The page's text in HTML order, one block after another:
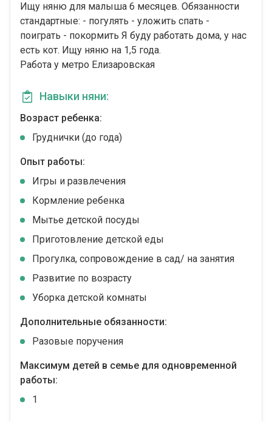
Ищу няню для малыша 6 месяцев. Обязанности
стандартные: - погулять - уложить спать -
поиграть - покормить Я буду работать дома, у нас
есть кот. Ищу няню на 1,5 года.
Работа у метро Елизаровская
Навыки няни:
Возраст ребенка:
Груднички (до года)
Опыт работы:
Игры и развлечения
Кормление ребенка
Мытье детской посуды
Приготовление детской еды
Прогулка, сопровождение в сад/ на занятия
Развитие по возрасту
Уборка детской комнаты
Дополнительные обязанности:
Разовые поручения
Максимум детей в семье для одновременной
работы:
1